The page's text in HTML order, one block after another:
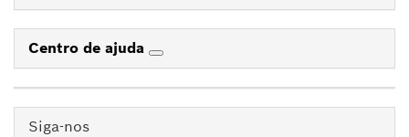
Centro de ajuda
Siga-nos